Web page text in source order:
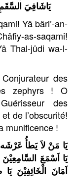
يَاشَافِيَ السَّقَمِ
Yâ bâri’-an-
as-saqami!
Thal-jûdi wa-l-
des
zephyrs ! O
des
de l’obscurité!
munificence !
يَا مَنْ لاَ يَطأُ عَرْشَه
يَا اَسْمَعَ السَّامِعِيْنَ
اَمَانَ الْخَائِفِيْنَ